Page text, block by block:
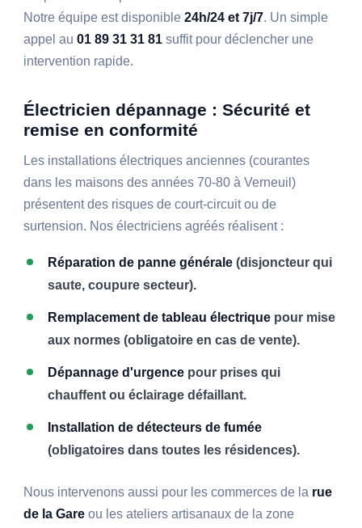
Notre équipe est disponible24h/24 et 7j/7. Un simple
appel au01 89 31 31 81 suffit pour déclencher une
intervention rapide.
Électricien dépannage : Sécurité et
remise en conformité
Les installations électriques anciennes (courantes
dans les maisons des années 70-80 à Verneuil)
présentent des risques de court-circuit ou de
surtension. Nos électriciens agréés réalisent :
Réparation de panne générale (disjoncteur qui
saute, coupure secteur).
Remplacement de tableau électrique pour mise
aux normes (obligatoire en cas de vente).
Dépannage d'urgence pour prises qui
chauffent ou éclairage défaillant.
Installation de détecteurs de fumée
(obligatoires dans toutes les résidences).
Nous intervenons aussi pour les commerces de la rue
de la Gare ou les ateliers artisanaux de la zone